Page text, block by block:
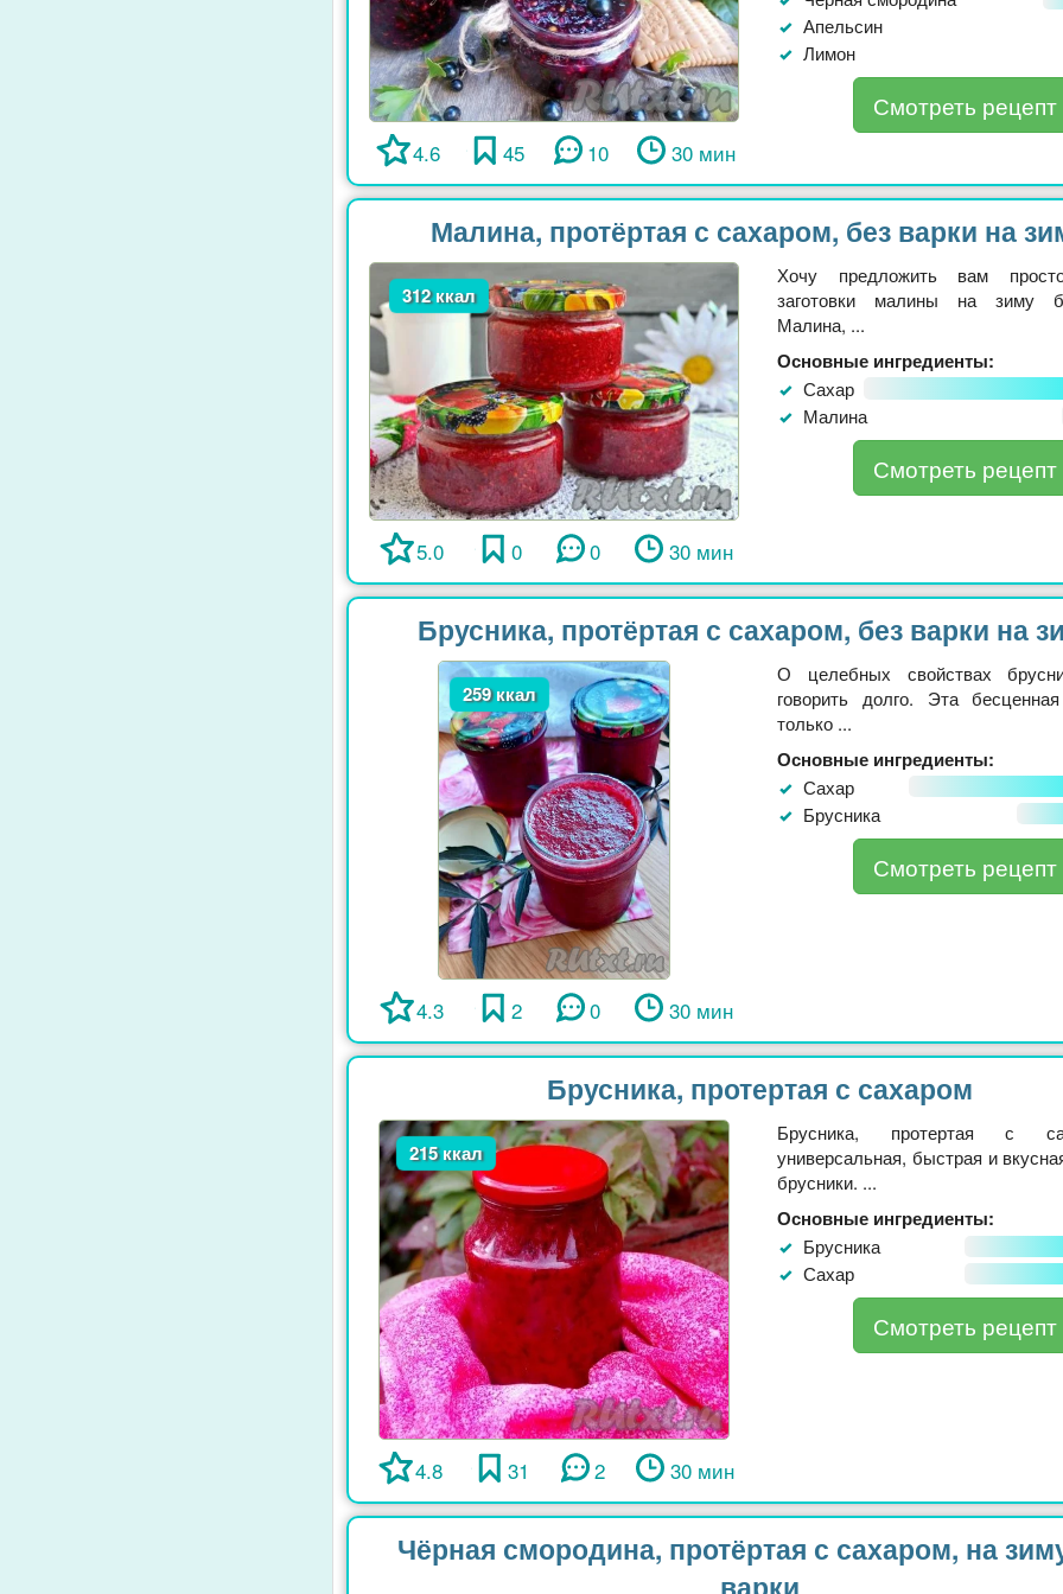
4.6 45 10 30 мин
Апельсин
Лимон
Смотреть рецепт
Малина, протёртая с сахаром, без варки на
312 ккал
5.0 0 0 30 мин
Хочу предложить вам
заготовки малины на зиму
Малина, ...
Основные ингредиенты:
Сахар
Малина
Смотреть рецепт
Брусника, протёртая с сахаром, без варки на
259 ккал
4.3 2 0 30 мин
О целебных свойствах
говорить долго. Эта
только ...
Основные ингредиенты:
Сахар
Брусника
Смотреть рецепт
Брусника, протертая с сахаром
215 ккал
4.8 31 2 30 мин
Брусника, протертая с
универсальная, быстрая и
брусники. ...
Основные ингредиенты:
Брусника
Сахар
Смотреть рецепт
Чёрная смородина, протёртая с сахаром, на